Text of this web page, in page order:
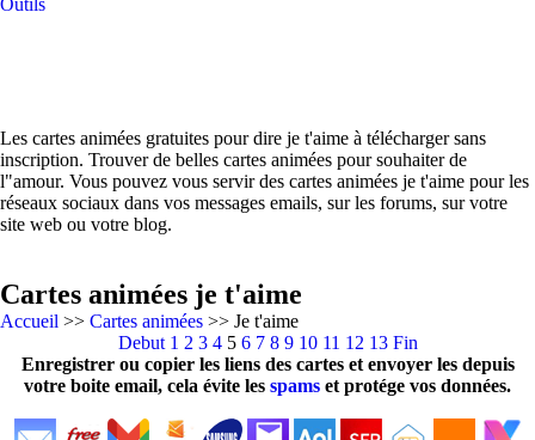
Outils
Les cartes animées gratuites pour dire je t'aime à télécharger sans
inscription. Trouver de belles cartes animées pour souhaiter de
l"amour. Vous pouvez vous servir des cartes animées je t'aime pour les
réseaux sociaux dans vos messages emails, sur les forums, sur votre
site web ou votre blog.
Cartes animées je t'aime
Accueil >> Cartes animées >> Je t'aime
Debut 1 2 3 4 5 6 7 8 9 10 11 12 13 Fin
Enregistrer ou copier les liens des cartes et envoyer les depuis
votre boite email, cela évite les spams et protége vos données.